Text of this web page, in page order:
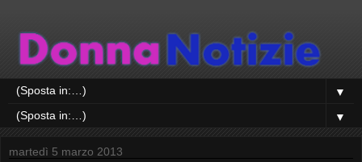
▼
▼
martedì 5 marzo 2013